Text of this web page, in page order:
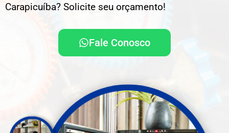
Carapicuíba? Solicite seu orçamento!
Fale Conosco